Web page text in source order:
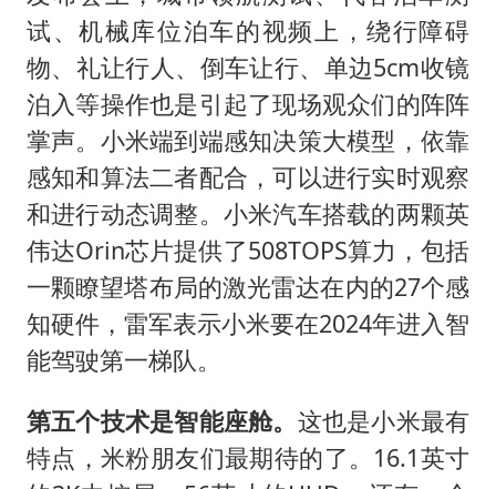
试、机械库位泊车的视频上，绕行障碍
物、礼让行人、倒车让行、单边5cm收镜
泊入等操作也是引起了现场观众们的阵阵
掌声。小米端到端感知决策大模型，依靠
感知和算法二者配合，可以进行实时观察
和进行动态调整。小米汽车搭载的两颗英
伟达Orin芯片提供了508TOPS算力，包括
一颗瞭望塔布局的激光雷达在内的27个感
知硬件，雷军表示小米要在2024年进入智
能驾驶第一梯队。
第五个技术是智能座舱。 这也是小米最有
特点，米粉朋友们最期待的了。16.1英寸